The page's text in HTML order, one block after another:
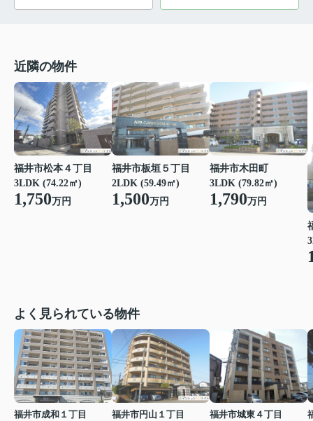
近隣の物件
福井市松本４丁目
3LDK (74.22㎡)
1,750万円
福井市板垣５丁目
2LDK (59.49㎡)
1,500万円
福井市木田町
3LDK (79.82㎡)
1,790万円
よく見られている物件
福井市成和１丁目
福井市円山１丁目
福井市城東４丁目